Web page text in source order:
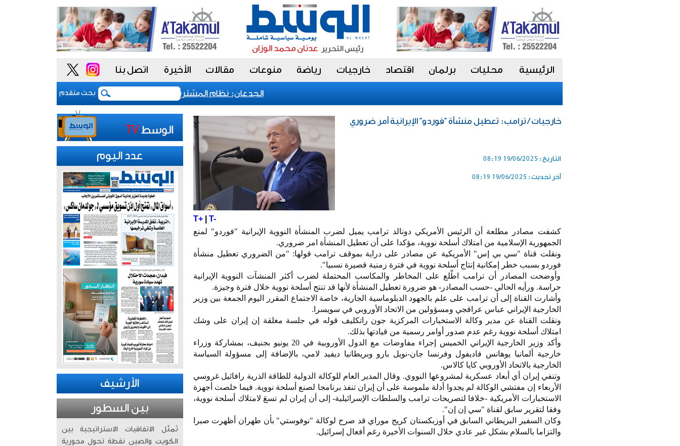
الرئيسية محليات برلمان اقتصاد خارجيات رياضة منوعات مقالات الأخيرة اتصل بنا
بحث متقدم
الجدعان: نظام المشتريات يمنح الحكومة السعودية أدوات أكثر مرونة
خارجيات / ترامب: تعطيل منشأة "فوردو" الإيرانية أمر ضروري
التاريخ : 19/06/2025 08:19
آخر تحديث : 19/06/2025 08:19
T+| T-
كشفت مصادر مطلعة أن الرئيس الأمريكي دونالد ترامب يميل لضرب المنشأة النووية الإيرانية "فوردو" لمنع
الجمهورية الإسلامية من امتلاك أسلحة نووية، مؤكدا على أن تعطيل المنشأة امر ضروري.
ونقلت قناة "سي بي إس" الأمريكية عن مصادر على دراية بموقف ترامب قولها: "من الضروري تعطيل منشأة
فوردو بسبب خطر إمكانية إنتاج أسلحة نووية في فترة زمنية قصيرة نسبيا".
وأوضحت المصادر أن ترامب اطّلع على المخاطر والمكاسب المحتملة لضرب أكثر المنشآت النووية الإيرانية
حراسة. ورأيه الحالي -حسب المصادر- هو ضرورة تعطيل المنشأة لأنها قد تنتج أسلحة نووية خلال فترة وجيزة.
وأشارت القناة إلى أن ترامب على علم بالجهود الدبلوماسية الجارية، خاصة الاجتماع المقرر اليوم الجمعة بين وزير
الخارجية الإيراني عباس عراقجي ومسؤولين من الاتحاد الأوروبي في سويسرا.
ونقلت القناة عن مدير وكالة الاستخبارات المركزية جون راتكليف قوله في جلسة مغلقة إن إيران على وشك
امتلاك أسلحة نووية رغم عدم صدور أوامر رسمية من قيادتها بذلك.
وأكد وزير الخارجية الإيراني الخميس إجراء مفاوضات مع الدول الأوروبية في 20 يونيو بجنيف، بمشاركة وزراء
خارجية ألمانيا يوهانس فاديفول وفرنسا جان-نويل بارو وبريطانيا ديفيد لامي، بالإضافة إلى مسؤولة السياسة
الخارجية بالاتحاد الأوروبي كايا كالاس.
وتنفي إيران أي أبعاد عسكرية لمشروعها النووي. وقال المدير العام للوكالة الدولية للطاقة الذرية رافائيل غروسي
الأربعاء إن مفتشي الوكالة لم يجدوا أدلة ملموسة على أن إيران تنفذ برنامجا لصنع أسلحة نووية. فيما خلصت أجهزة
الاستخبارات الأمريكية -خلافا لتصريحات ترامب والسلطات الإسرائيلية- إلى أن إيران لم تسعَ لامتلاك أسلحة نووية،
وفقا لتقرير سابق لقناة "سي إن إن".
وكان السفير البريطاني السابق في أوزبكستان كريج موراي قد صرح لوكالة "نوفوستي" بأن طهران أظهرت صبرا
والتزاما بالسلام بشكل غير عادي خلال السنوات الأخيرة رغم أفعال إسرائيل.
عدد اليوم
الأرشيف
بين السطور
تُمثّل الاتفاقيات الاستراتيجية بين
الكويت والصين نقطة تحول محورية